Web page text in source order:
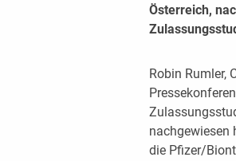
Österreich,
Robin Rumler,
nachgewiesen
die Pfizer/